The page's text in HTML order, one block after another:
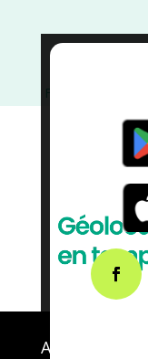
France
A propos de